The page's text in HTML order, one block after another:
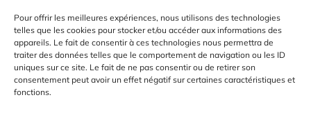
Pour offrir les meilleures expériences, nous utilisons des technologies
telles que les cookies pour stocker et/ou accéder aux informations des
appareils. Le fait de consentir à ces technologies nous permettra de
traiter des données telles que le comportement de navigation ou les ID
uniques sur ce site. Le fait de ne pas consentir ou de retirer son
consentement peut avoir un effet négatif sur certaines caractéristiques et
fonctions.
Mentions Légales
Plan du site
Gestion des Cookies